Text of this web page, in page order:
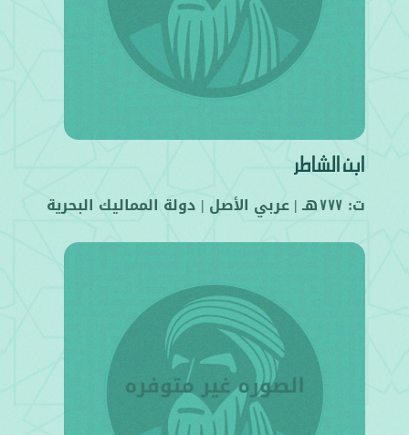
ابن الشاطر
ت: 777هـ |عربي الأصل | دولة المماليك البحرية